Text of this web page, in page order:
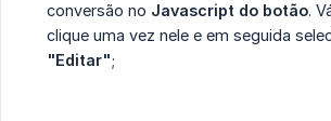
conversão no Javascript do botão.
clique uma vez nele e em seguida
"Editar";